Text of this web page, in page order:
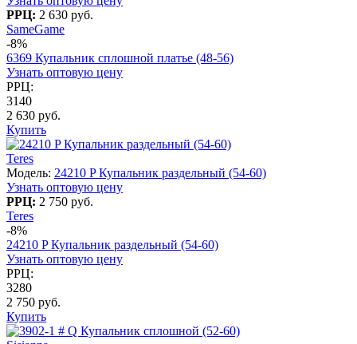
РРЦ: 2 630 руб.
SameGame
-8%
6369 Купальник сплошной платье (48-56)
Узнать оптовую цену
РРЦ:
3140
2 630 руб.
Купить
Teres
Модель: 24210 P Купальник раздельный (54-60)
Узнать оптовую цену
РРЦ: 2 750 руб.
Teres
-8%
24210 P Купальник раздельный (54-60)
Узнать оптовую цену
РРЦ:
3280
2 750 руб.
Купить